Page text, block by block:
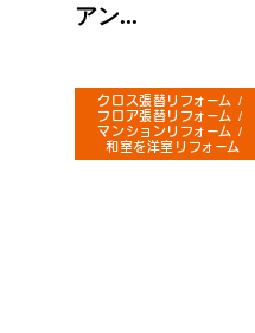
アン...
クロス張替リフォーム
フロア張替リフォーム
マンションリフォーム
和室を洋室リフォーム